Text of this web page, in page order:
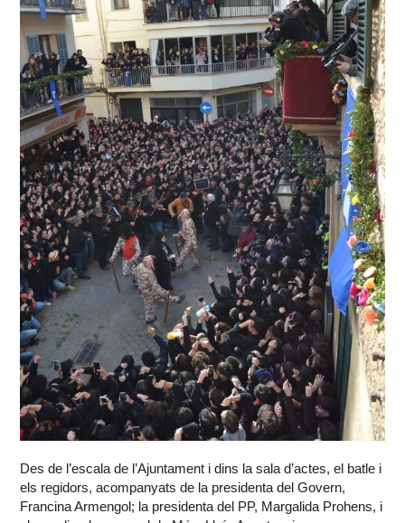
Des de l’escala de l’Ajuntament i dins la sala d’actes, el batle i
els regidors, acompanyats de la presidenta del Govern,
Francina Armengol; la presidenta del PP, Margalida Prohens, i